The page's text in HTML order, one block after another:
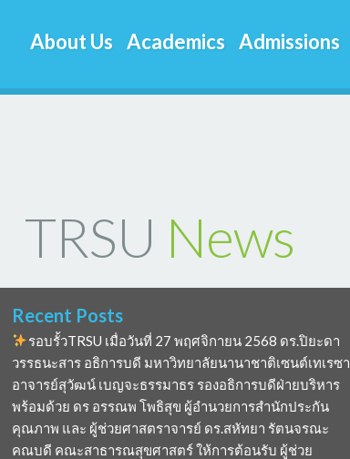
About Us Academics Admissions
TRSU News
Recent Posts
รอบรั้วTRSU เมื่อวันที่ 27 พฤศจิกายน 2568 ดร.ปิยะดา
วรรธนะสาร อธิการบดี มหาวิทยาลัยนานาชาติเซนต์เทเรซา
อาจารย์สุวัฒน์ เบญจะธรรมาธร รองอธิการบดีฝ่ายบริหาร
พร้อมด้วย ดร อรรณพ โพธิสุข ผู้อำนวยการสำนักประกัน
คุณภาพ และ ผู้ช่วยศาสตราจารย์ ดร.สหัทยา รัตนจรณะ
คณบดี คณะสาธารณสุขศาสตร์ ให้การต้อนรับ ผู้ช่วย